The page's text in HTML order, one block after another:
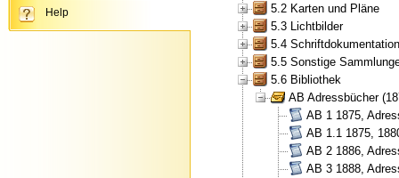
5.2 Karten und Pläne
5.3 Lichtbilder
5.4 Schriftdokumentation
5.5 Sonstige
5.6 Bibliothek
AB Adressbücher
AB 1 1875,
AB 1.1 1875,
AB 2 1886,
AB 3 1888,
Help